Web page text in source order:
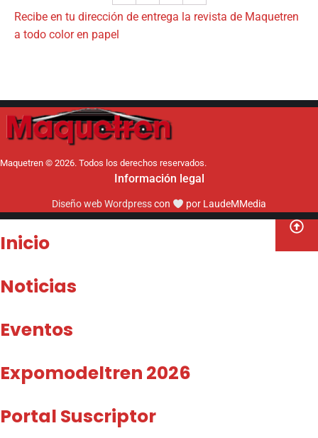
Recibe en tu dirección de entrega la revista de Maquetren
a todo color en papel
Maquetren © 2026. Todos los derechos reservados.
Información legal
Diseño web Wordpresscon por LaudeMMedia
Inicio
Noticias
Eventos
Expomodeltren 2026
Portal Suscriptor